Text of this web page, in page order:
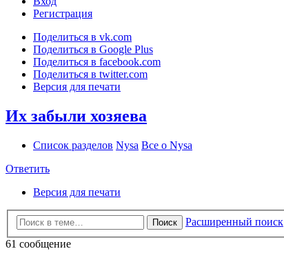
Регистрация
Поделиться в vk.com
Поделиться в Google Plus
Поделиться в facebook.com
Поделиться в twitter.com
Версия для печати
Их забыли хозяева
Список разделов Nysa Все о Nysa
Ответить
Версия для печати
Поиск
Расширенный поиск
61 сообщение